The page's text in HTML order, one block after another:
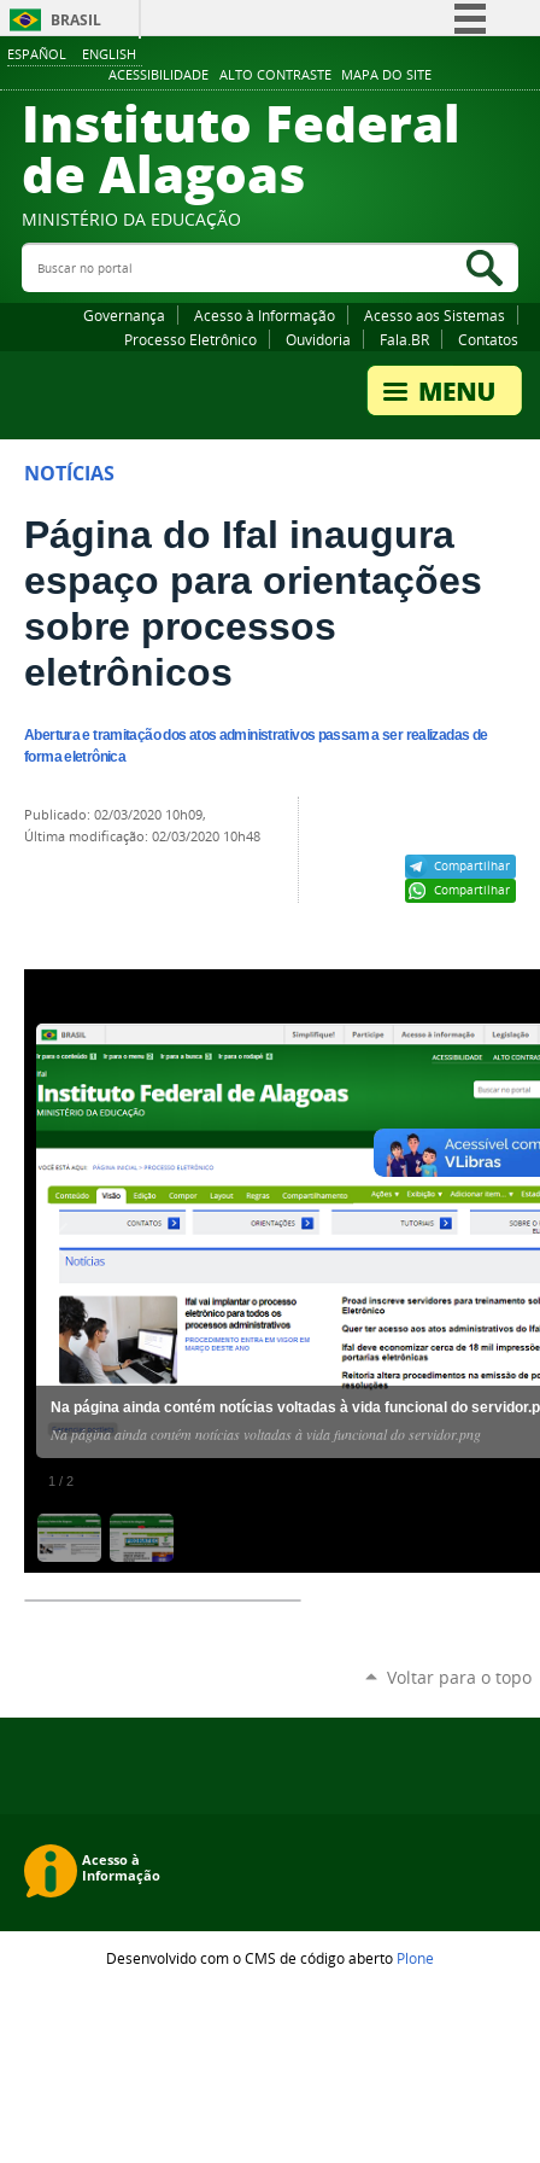
ESPAÑOL ENGLISH
ACESSIBILIDADE ALTO CONTRASTE MAPA DO SITE
BRASIL
Comunica BR
Participe
Canais
Instituto Federal
de Alagoas
MINISTÉRIO DA EDUCAÇÃO
Buscar no portal
Governança Acesso à Informação
Acesso aos Sistemas
Processo Eletrônico
Ouvidoria Fala.BR Contatos
NOTÍCIAS
Página do Ifal inaugura
espaço para orientações
sobre processos
eletrônicos
Abertura e tramitação dos atos administrativos passam a ser realizadas de
forma eletrônica
Compartilhar
Compartilhar
publicado: 02/03/2020 10h09,
última modificação: 02/03/2020 10h48
1 / 2
Na página ainda contém notícias voltadas à vida funcional do
Na página ainda contém notícias voltadas à vida funcional do servidor.png
Voltar para o topo
Desenvolvido com o CMS de código aberto Plone